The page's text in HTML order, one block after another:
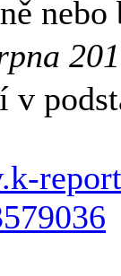
v